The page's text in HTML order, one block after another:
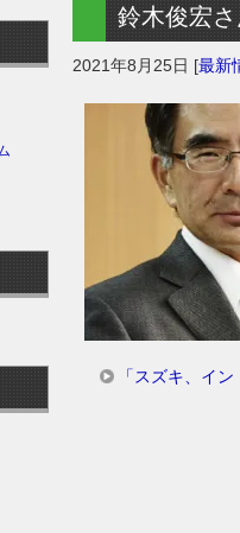
鈴木俊宏
2021年8月25日 [最新
「スズキ、イ